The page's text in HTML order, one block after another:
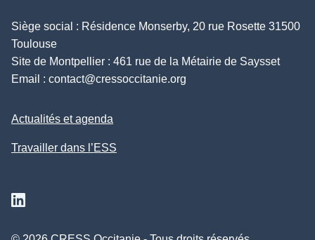
Siège social : Résidence Monserby, 20 rue Rosette 31500
Toulouse
Site de Montpellier : 461 rue de la Métairie de Saysset
Email : contact@cressoccitanie.org
Actualités et agenda
Travailler dans l’ESS